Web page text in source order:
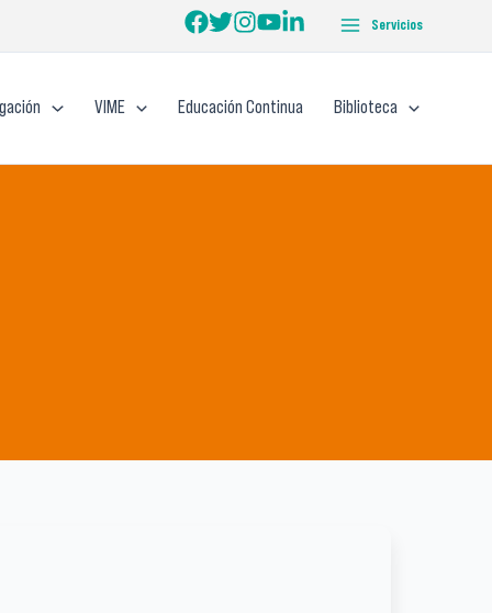
Servicios
VIME Educación Continua Biblioteca